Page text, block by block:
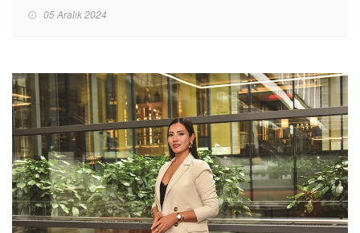
05 Aralık 2024